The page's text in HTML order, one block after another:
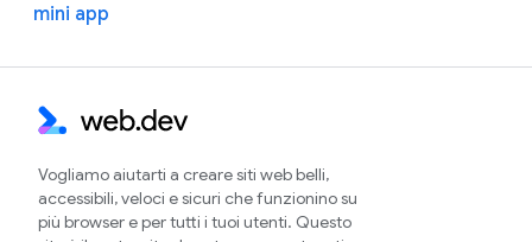
mini app
Vogliamo aiutarti a creare siti web belli,
accessibili, veloci e sicuri che funzionino su
più browser e per tutti i tuoi utenti. Questo